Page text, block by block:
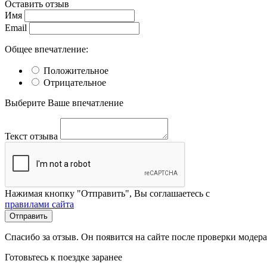
Оставить отзыв
Имя
Email
Общее впечатление:
Положительное
Отрицательное
Выберите Ваше впечатление
Текст отзыва
Нажимая кнопку "Отправить", Вы соглашаетесь с
правилами сайта
Отправить
Спасибо за отзыв. Он появится на сайте после проверки
Готовьтесь к поездке заранее